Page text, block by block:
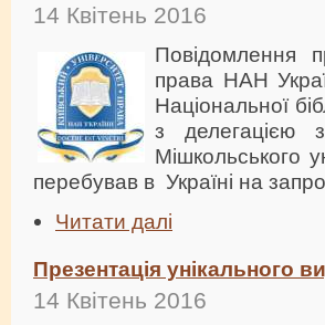
14 Квітень 2016
Повідомлення
права НАН
Національної
з делегацією
Мішкольського
перебував в Україні на
Читати далі
Презентація унікального
14 Квітень 2016